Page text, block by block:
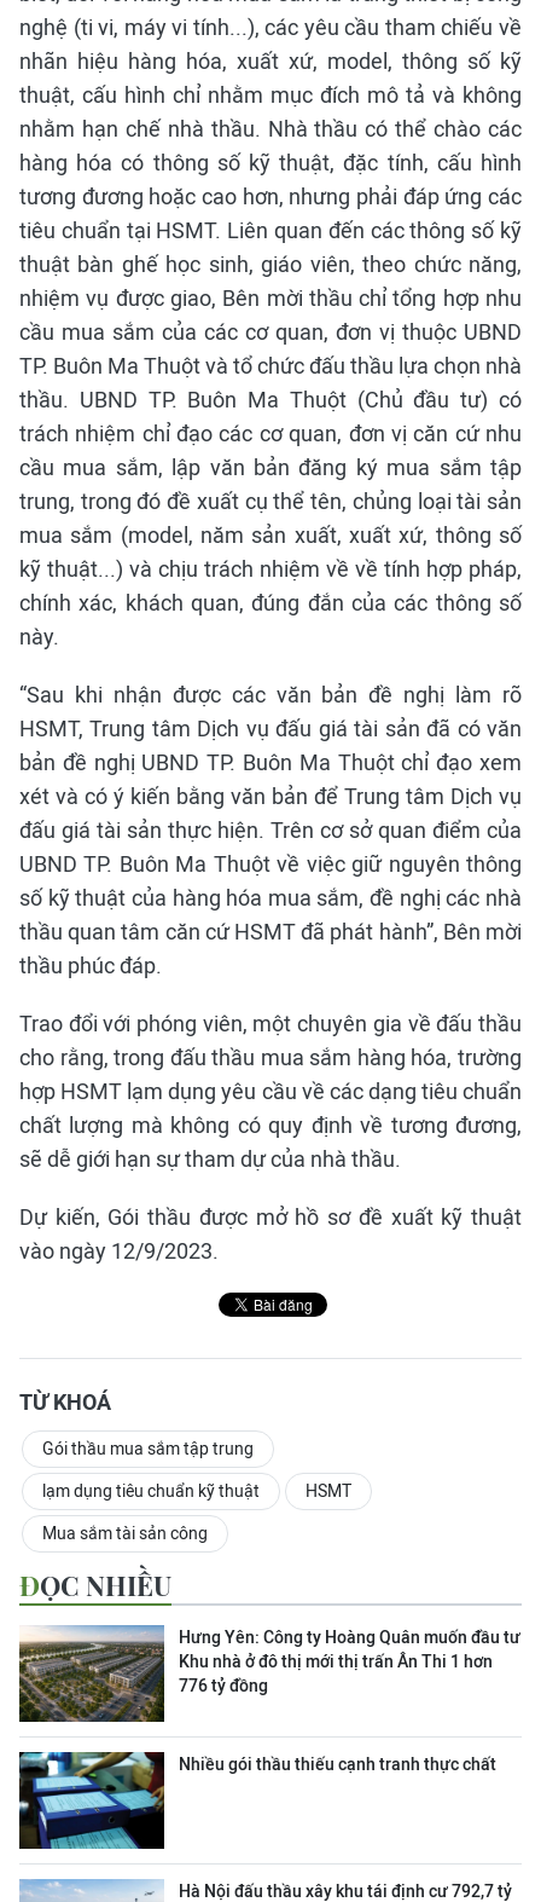
nghệ (ti vi, máy vi tính...), các yêu cầu tham chiếu về
nhãn hiệu hàng hóa, xuất xứ, model, thông số kỹ
thuật, cấu hình chỉ nhằm mục đích mô tả và không
nhằm hạn chế nhà thầu. Nhà thầu có thể chào các
hàng hóa có thông số kỹ thuật, đặc tính, cấu hình
tương đương hoặc cao hơn, nhưng phải đáp ứng các
tiêu chuẩn tại HSMT. Liên quan đến các thông số kỹ
thuật bàn ghế học sinh, giáo viên, theo chức năng,
nhiệm vụ được giao, Bên mời thầu chỉ tổng hợp nhu
cầu mua sắm của các cơ quan, đơn vị thuộc UBND
TP. Buôn Ma Thuột và tổ chức đấu thầu lựa chọn nhà
thầu. UBND TP. Buôn Ma Thuột (Chủ đầu tư) có
trách nhiệm chỉ đạo các cơ quan, đơn vị căn cứ nhu
cầu mua sắm, lập văn bản đăng ký mua sắm tập
trung, trong đó đề xuất cụ thể tên, chủng loại tài sản
mua sắm (model, năm sản xuất, xuất xứ, thông số
kỹ thuật...) và chịu trách nhiệm về về tính hợp pháp,
chính xác, khách quan, đúng đắn của các thông số
này.
“Sau khi nhận được các văn bản đề nghị làm rõ
HSMT, Trung tâm Dịch vụ đấu giá tài sản đã có văn
bản đề nghị UBND TP. Buôn Ma Thuột chỉ đạo xem
xét và có ý kiến bằng văn bản để Trung tâm Dịch vụ
đấu giá tài sản thực hiện. Trên cơ sở quan điểm của
UBND TP. Buôn Ma Thuột về việc giữ nguyên thông
số kỹ thuật của hàng hóa mua sắm, đề nghị các nhà
thầu quan tâm căn cứ HSMT đã phát hành”, Bên mời
thầu phúc đáp.
Trao đổi với phóng viên, một chuyên gia về đấu thầu
cho rằng, trong đấu thầu mua sắm hàng hóa, trường
hợp HSMT lạm dụng yêu cầu về các dạng tiêu chuẩn
chất lượng mà không có quy định về tương đương,
sẽ dễ giới hạn sự tham dự của nhà thầu.
Dự kiến, Gói thầu được mở hồ sơ đề xuất kỹ thuật
vào ngày 12/9/2023.
TỪ KHOÁ
Gói thầu mua sắm tập trung
lạm dụng tiêu chuẩn kỹ thuật HSMT
Mua sắm tài sản công
ĐỌC NHIỀU
Hưng Yên: Công ty Hoàng Quân muốn đầu tư
Khu nhà ở đô thị mới thị trấn Ân Thi 1 hơn
776 tỷ đồng
Nhiều gói thầu thiếu cạnh tranh thực chất
Hà Nội đấu thầu xây khu tái định cư 792,7 tỷ